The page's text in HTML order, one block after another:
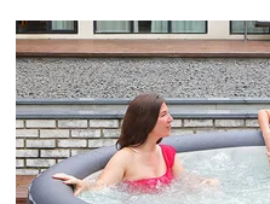
p
r
o
d
u
k
V
ý
p
i
s
p